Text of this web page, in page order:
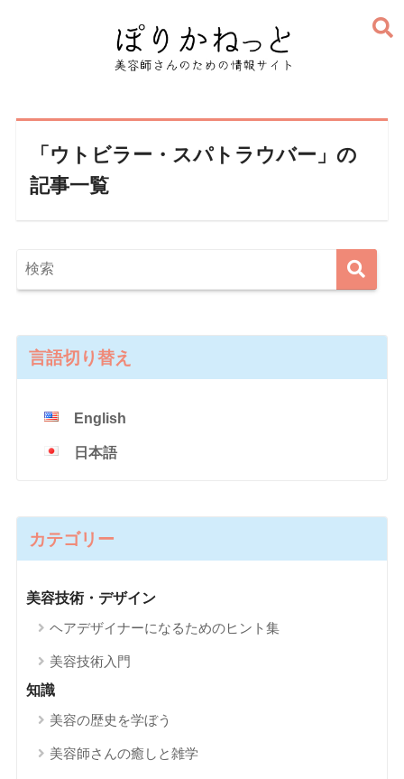
「ウトビラー・スパトラウバー」の
記事一覧
言語切り替え
English
日本語
カテゴリー
美容技術・デザイン
ヘアデザイナーになるためのヒント集
美容技術入門
知識
美容の歴史を学ぼう
美容師さんの癒しと雑学